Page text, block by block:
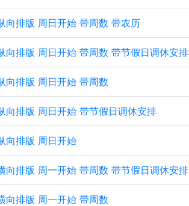
向排版 周日开始 带周数 带农历
排版 周日开始 带周数 带节假日调休安排
向排版 周日开始 带周数
排版 周日开始 带节假日调休安排
向排版 周日开始
排版 周一开始 带周数 带节假日调休安排
向排版 周一开始 带周数